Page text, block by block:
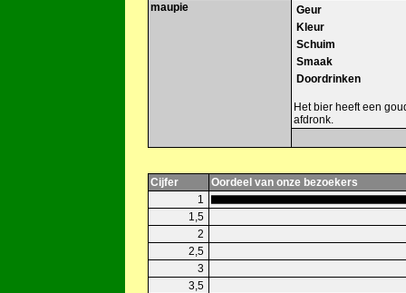
maupie
Geur
Kleur
Schuim
Smaak
Doordrinken
Het bier heeft een
afdronk.
Cijfer
Oordeel van onze bezoekers
1
1,5
2
2,5
3
3,5